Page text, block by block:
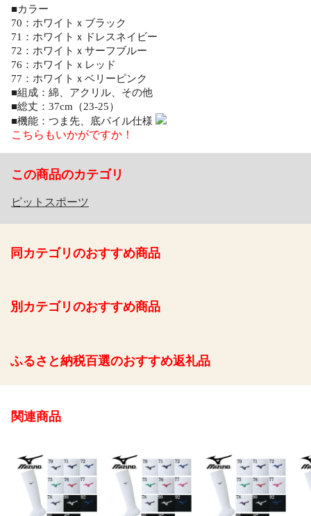
■カラー
70：ホワイトｘブラック
71：ホワイトｘドレスネイビー
72：ホワイトｘサーフブルー
76：ホワイトｘレッド
77：ホワイトｘベリーピンク
■組成：綿、アクリル、その他
■総丈：37cm（23-25）
■機能：つま先、底パイル仕様
こちらもいかがですか！
この商品のカテゴリ
ピットスポーツ
同カテゴリのおすすめ商品
別カテゴリのおすすめ商品
ふるさと納税百選のおすすめ返礼品
関連商品